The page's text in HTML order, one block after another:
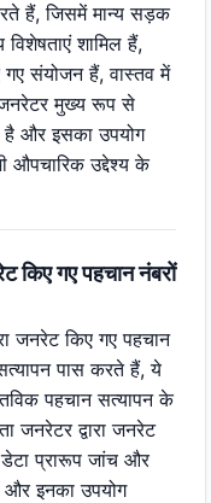
हैं, जिसमें मान्य सड़क
शामिल हैं,
संयोजन हैं, वास्तव में
जनरेटर मुख्य रूप से
है और इसका उपयोग
औपचारिक उद्देश्य के
किए गए पहचान नंबरों
जनरेट किए गए पहचान
पास करते हैं, ये
पहचान सत्यापन के
जनरेटर द्वारा जनरेट
प्रारूप जांच और
और इनका उपयोग